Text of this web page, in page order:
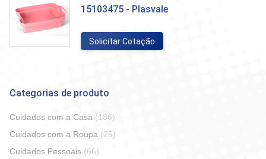
15103475 - Plasvale
Solicitar Cotação
Categorias de produto
Cuidados com a Casa (186)
Cuidados com a Roupa (25)
Cuidados Pessoais (66)